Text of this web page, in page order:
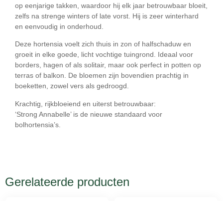
op eenjarige takken , waardoor hij elk jaar betrouwbaar bloeit,
zelfs na strenge winters of late vorst. Hij is zeer winterhard
en eenvoudig in onderhoud.
Deze hortensia voelt zich thuis in zon of halfschaduw en
groeit in elke goede, licht vochtige tuingrond. Ideaal voor
borders, hagen of als solitair, maar ook perfect in potten op
terras of balkon. De bloemen zijn bovendien prachtig in
boeketten, zowel vers als gedroogd.
Krachtig, rijkbloeiend en uiterst betrouwbaar:
‘Strong Annabelle’ is de nieuwe standaard voor
bolhortensia’s.
Gerelateerde producten